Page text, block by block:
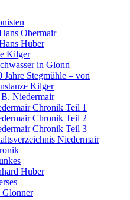
Obermair
Huber
Kilger
in Glonn
Jahre Stegmühle – von
Kilger
B. Niedermair
Chronik Teil 1
Chronik Teil 2
Chronik Teil 3
Niedermair
Huber
Glonner